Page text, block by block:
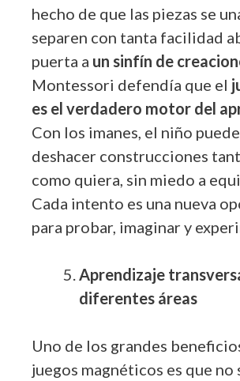
hecho de que las piezas se
separen con tanta facilidad
puerta a un sinfín de
Montessori defendía que el
es el verdadero motor del
Con los imanes, el niño
deshacer construcciones
como quiera, sin miedo a
Cada intento es una nueva
para probar, imaginar y
Aprendizaje
diferentes áreas
Uno de los grandes
juegos magnéticos es que no